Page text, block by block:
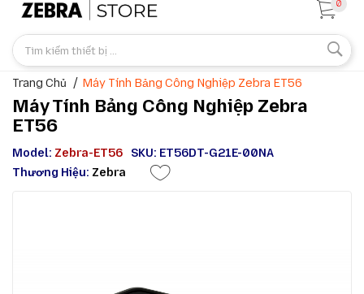
0
Trang Chủ Máy Tính Bảng Công Nghiệp Zebra ET56
Máy Tính Bảng Công Nghiệp Zebra
ET56
Model: Zebra-ET56
SKU: ET56DT-G21E-00NA
Thương Hiệu: Zebra